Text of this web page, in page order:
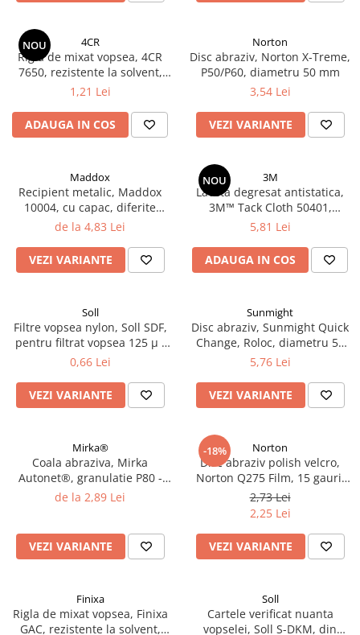
Intaritor vopsea 2K
Vopsea Spray
2.10 LAC AUTO
Lac auto HS
Lac auto Ceramic
Lac auto Mat
Lac auto Retus
Agent de matuire
INTRETINERE CABINE VOPSIT
Indepartat impuritati
Reconditionat suprafete
2.12 POLISHARE
Pasta polish
Bureti Trizact
Lavete polish
Faruri
2.13 REPARATIE PIELE
2.15 Detailing Auto
NOU 4CR
Rigla de mixat vopsea, 4CR
7650, rezistente la solvent,
lungime 20 cm
1,21 Lei
ADAUGA IN COS
Norton
Disc abraziv, Norton X-Treme,
P50/P60, diametru 50 mm
3,54 Lei
VEZI VARIANTE
Maddox
Recipient metalic, Maddox
10004, cu capac, diferite
marimi
de la 4,83 Lei
VEZI VARIANTE
NOU 3M
Laveta degresat antistatica,
3M™ Tack Cloth 50401,
dimensiune 320 mm x 400
pentru vopsea pe baza de apa
5,81 Lei
ADAUGA IN COS
Soll
Filtre vopsea nylon, Soll SDF,
pentru filtrat vopsea 125 µ /
190 µ, pret 1 buc
0,66 Lei
VEZI VARIANTE
Sunmight
Disc abraziv, Sunmight Quick
Change, Roloc, diametru 50
mm
5,76 Lei
VEZI VARIANTE
Mirka®
Coala abraziva, Mirka
Autonet®, granulatie P80 -
P320, dimensiune 70 mm x
de la 2,89 Lei
VEZI VARIANTE
-18% Norton
Disc abraziv polish velcro,
Norton Q275 Film, 15 gauri,
duritate P800 - P1500,
diametru Ø 150 mm
2,73 Lei
2,25 Lei
VEZI VARIANTE
Finixa
Rigla de mixat vopsea, Finixa
GAC, rezistente la solvent,
Soll
Cartele verificat nuanta
vopselei, Soll S-DKM, din